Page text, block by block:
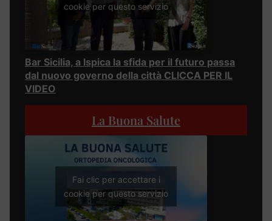
cookie per questo servizio
Bar Sicilia, a Ispica la sfida per il futuro passa
dal nuovo governo della città CLICCA PER IL
VIDEO
La Buona Salute
Fai clic per accettare i
cookie per questo servizio